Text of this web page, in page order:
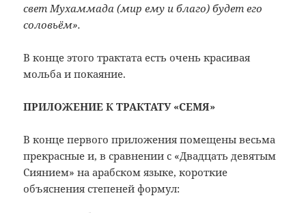
свет Мухаммада (мир ему и благо) будет его
соловьём».
В конце этого трактата есть очень красивая
мольба и покаяние.
ПРИЛОЖЕНИЕ К ТРАКТАТУ «СЕМЯ»
В конце первого приложения помещены весьма
прекрасные и, в сравнении с «Двадцать девятым
Сиянием» на арабском языке, короткие
объяснения степеней формул: